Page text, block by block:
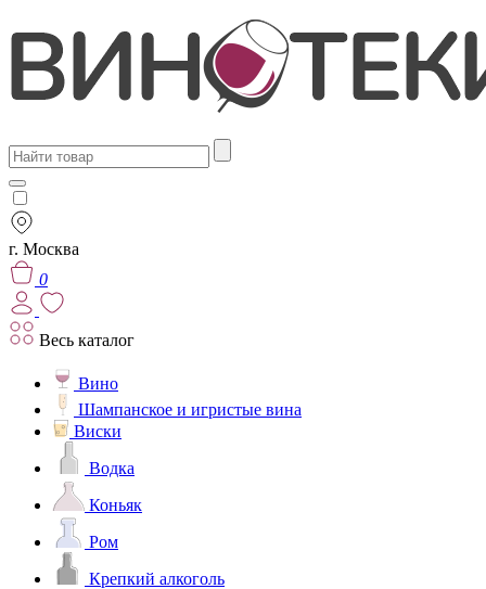
г. Москва
0
Весь каталог
Вино
Шампанское и игристые вина
Виски
Водка
Коньяк
Ром
Крепкий алкоголь